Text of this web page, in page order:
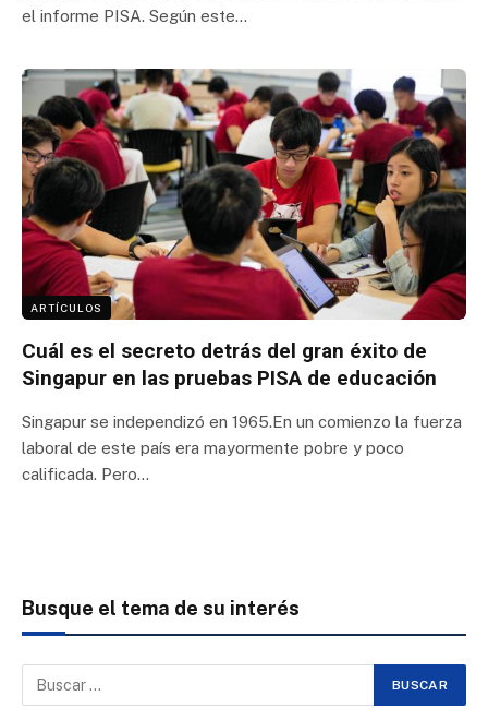
el informe PISA. Según este…
ARTÍCULOS
Cuál es el secreto detrás del gran éxito de
Singapur en las pruebas PISA de educación
Singapur se independizó en 1965.En un comienzo la fuerza
laboral de este país era mayormente pobre y poco
calificada. Pero…
Busque el tema de su interés